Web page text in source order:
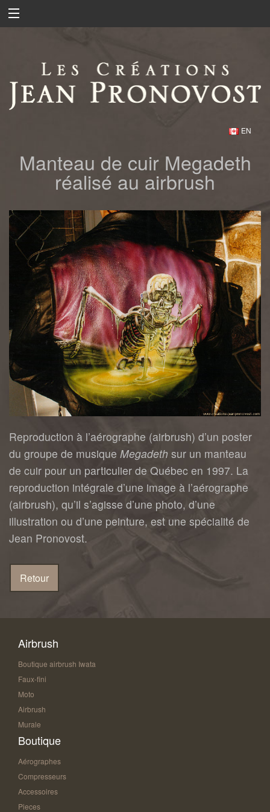
EN
Manteau de cuir Megadeth
réalisé au airbrush
Reproduction à l’aérographe (airbrush) d’un poster
du groupe de musique Megadeth sur un manteau
de cuir pour un particulier de Québec en 1997. La
reproduction intégrale d’une image à l’aérographe
(airbrush), qu’il s’agisse d’une photo, d’une
illustration ou d’une peinture, est une spécialité de
Jean Pronovost.
Airbrush
Boutique airbrush Iwata
Faux-fini
Moto
Airbrush
Murale
Boutique
Aérographes
Compresseurs
Accessoires
Pieces